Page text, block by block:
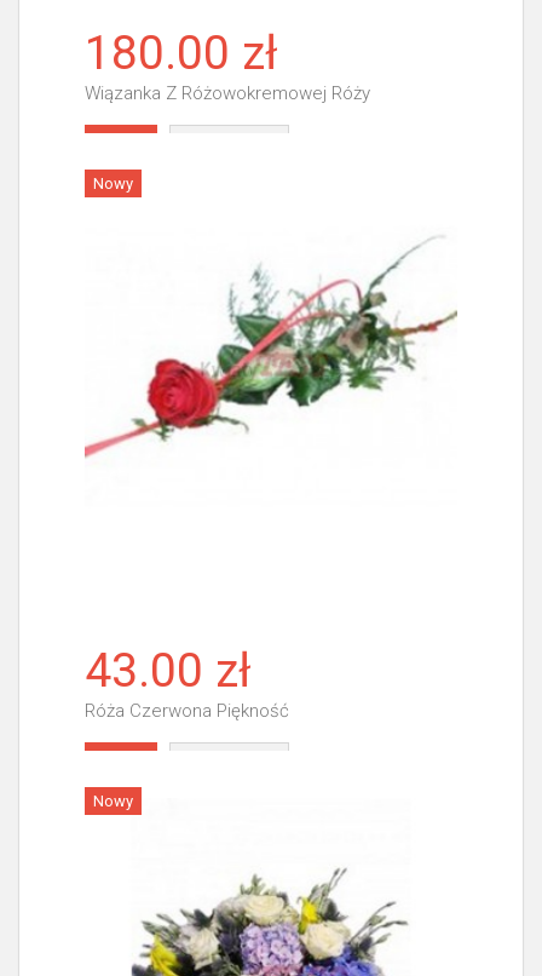
180.00 zł
Wiązanka Z Różowokremowej Róży
Nowy
43.00 zł
Róża Czerwona Piękność
Nowy